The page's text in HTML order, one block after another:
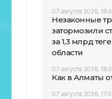
07 августа 2026,
Незаконные
затормозили
за 1,3 млрд
области
07 августа 2026,
Как в Алматы
07 августа 2026,